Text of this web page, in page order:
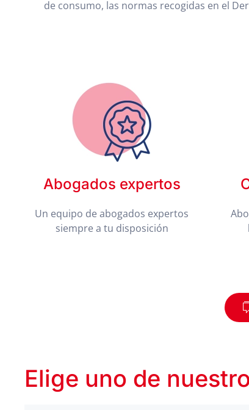
de consumo, las normas recogidas en el
Abogados expertos
Un equipo de abogados expertos
siempre a tu disposición
Elige uno de